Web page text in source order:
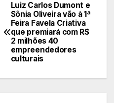
Luiz Carlos Dumont e
Sônia Oliveira vão à 1ª
Feira Favela Criativa
que premiará com R$
2 milhões 40
empreendedores
culturais